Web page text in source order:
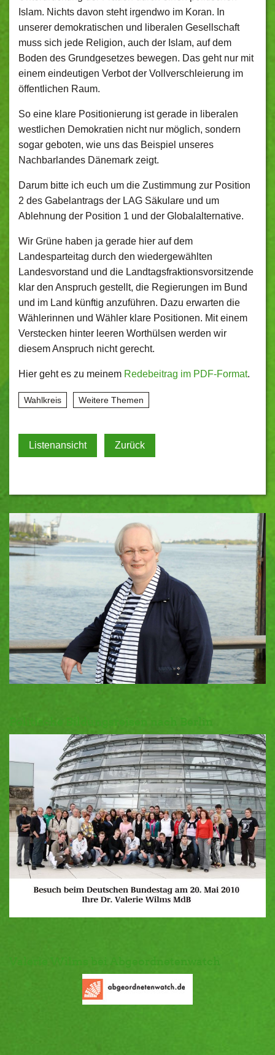
Islam. Nichts davon steht irgendwo im Koran. In
unserer demokratischen und liberalen Gesellschaft
muss sich jede Religion, auch der Islam, auf dem
Boden des Grundgesetzes bewegen. Das geht nur mit
einem eindeutigen Verbot der Vollverschleierung im
öffentlichen Raum.
So eine klare Positionierung ist gerade in liberalen
westlichen Demokratien nicht nur möglich, sondern
sogar geboten, wie uns das Beispiel unseres
Nachbarlandes Dänemark zeigt.
Darum bitte ich euch um die Zustimmung zur Position
2 des Gabelantrags der LAG Säkulare und um
Ablehnung der Position 1 und der Globalalternative.
Wir Grüne haben ja gerade hier auf dem
Landesparteitag durch den wiedergewählten
Landesvorstand und die Landtagsfraktionsvorsitzende
klar den Anspruch gestellt, die Regierungen im Bund
und im Land künftig anzuführen. Dazu erwarten die
Wählerinnen und Wähler klare Positionen. Mit einem
Verstecken hinter leeren Worthülsen werden wir
diesem Anspruch nicht gerecht.
Hier geht es zu meinem Redebeitrag im PDF-Format.
Wahlkreis Weitere Themen
Listenansicht Zurück
Politische Bildungsreisen nach Berlin
Valerie Wilms bei Abgeordnetenwatch